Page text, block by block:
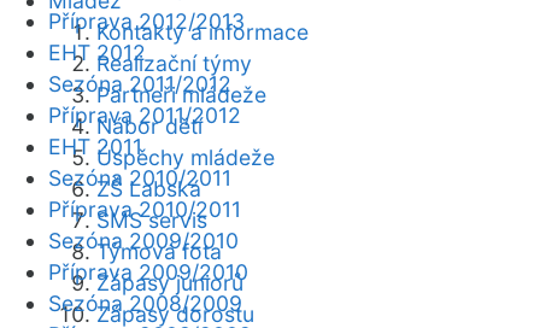
Kontakty a informace
Realizační týmy
Partneři mládeže
Nábor dětí
Úspěchy mládeže
ZŠ Labská
SMS servis
Týmová fota
Zápasy juniorů
Zápasy dorostu
Příprava 2012/2013
EHT 2012
Sezóna 2011/2012
Příprava 2011/2012
EHT 2011
Sezóna 2010/2011
Příprava 2010/2011
Sezóna 2009/2010
Příprava 2009/2010
Sezóna 2008/2009